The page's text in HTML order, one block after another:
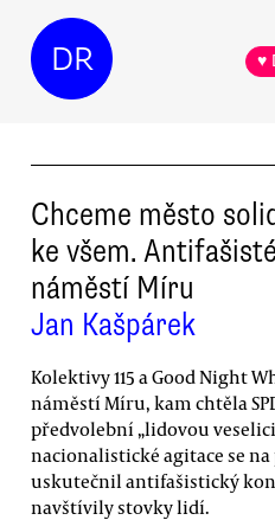
DR ♥
Chceme město
ke všem.
náměstí Míru
Jan Kašpárek
Kolektivy 115 a Good Night
náměstí Míru, kam chtěla
předvolební „lidovou
nacionalistické agitace se
uskutečnil antifašistický
navštívily stovky lidí.